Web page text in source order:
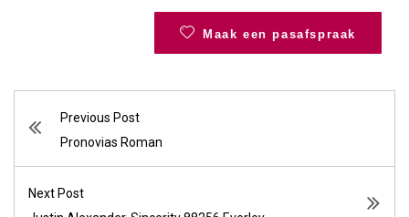
Maak een pasafspraak
Previous Post
Pronovias Roman
Next Post